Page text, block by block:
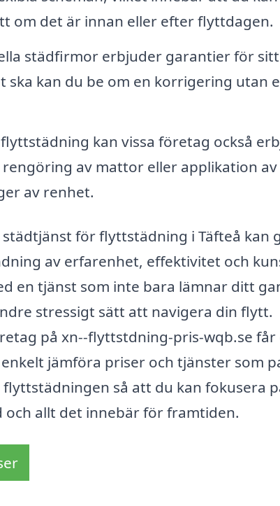
om det är innan eller efter flyttdagen.
städfirmor erbjuder garantier för sitt
kan du be om en korrigering utan
kan vissa företag också
av mattor eller applikation av
av renhet.
för flyttstädning i Täfteå kan
av erfarenhet, effektivitet och
en tjänst som inte bara lämnar ditt
stressigt sätt att navigera din flytt.
på xn--flyttstdning-pris-wqb.se får
jämföra priser och tjänster som
så att du kan fokusera
och allt det innebär för framtiden.